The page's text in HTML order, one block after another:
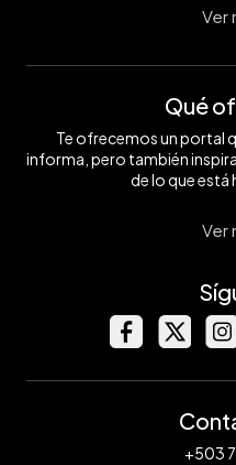
Ver
Qué
Te ofrecemos un portal
informa, pero también
de lo que está
Ver
+503